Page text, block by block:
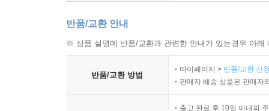
반품/교환 안내
※ 상품 설명에 반품/교환과 관련한 안내가 있는경우 아
반품/교환 방법
마이페이지 > 반품/교환 신
판매자 배송 상품은 판매자
출고 완료 후 10일 이내의